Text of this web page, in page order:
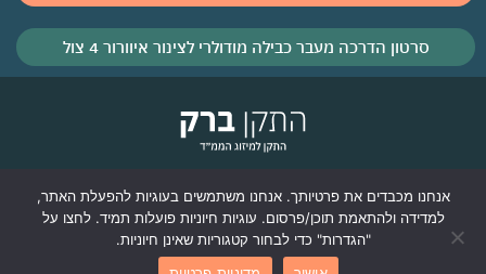
סרטון הדרכה מעבר כבילה מודולרי לצינור איוורור 4 צול
בית התקנים למזגן בממ״ד
מעברים חורשתים
גלריית מוצרים
בלוג צור קשר
מדיניות פרטיות
הצהרת נגישות
אנחנו מכבדים את פרטיותך. אנחנו משתמשים בעוגיות להפעלת האתר,
למדידה ולהתאמת תוכן/פרסום. עוגיות חיוניות פועלות תמיד. לחצו על
"הגדרות" כדי לבחור קטגוריות שאינן חיוניות.